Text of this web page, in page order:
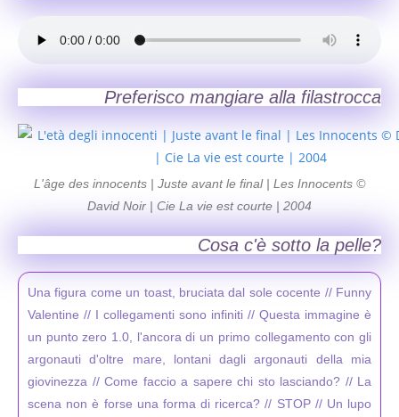
Preferisco mangiare alla filastrocca
L'âge des innocents | Juste avant le final | Les Innocents ©
David Noir | Cie La vie est courte | 2004
Cosa c'è sotto la pelle?
Una figura come un toast, bruciata dal sole cocente // Funny
Valentine // I collegamenti sono infiniti // Questa immagine è
un punto zero 1.0, l'ancora di un primo collegamento con gli
argonauti d'oltre mare, lontani dagli argonauti della mia
giovinezza // Come faccio a sapere chi sto lasciando? // La
scena non è forse una forma di ricerca? // STOP // Un lupo